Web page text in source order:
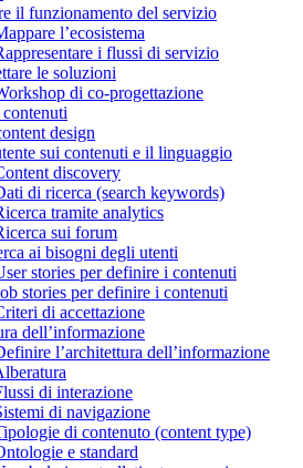
il funzionamento del servizio
l’ecosistema
i flussi di servizio
le soluzioni
di co-progettazione
design
sui contenuti e il linguaggio
discovery
di ricerca (search keywords)
tramite analytics
sui forum
ai bisogni degli utenti
stories per definire i contenuti
stories per definire i contenuti
di accettazione
dell’informazione
l’architettura dell’informazione
di interazione
di navigazione
di contenuto (content type)
e standard